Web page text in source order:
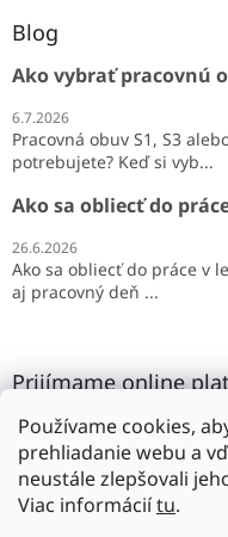
Používame cookies,
prehliadanie webu a
neustále zlepšovali
Viac informáciítu.
Blog
Ako vybrať pracovnú
6.7.2026
Pracovná obuv S1, S3
potrebujete? Keď si vyb...
Ako sa obliecť do
26.6.2026
Ako sa obliecť do práce v
aj pracovný deň ...
Prijímame online